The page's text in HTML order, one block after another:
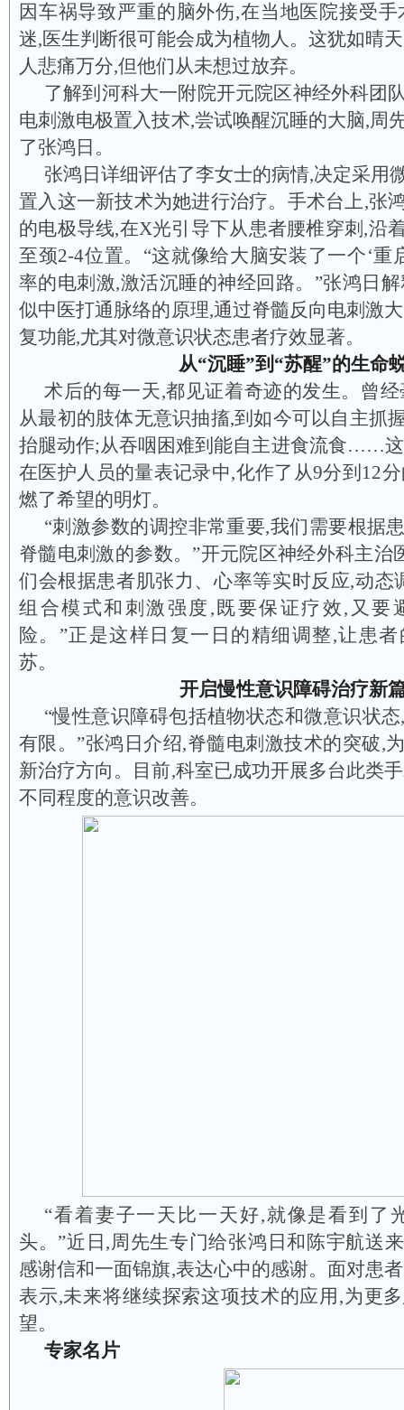
因车祸导致严重的脑外伤,在当地医院接受
迷,医生判断很可能会成为植物人。这犹如晴
人悲痛万分,但他们从未想过放弃。
了解到河科大一附院开元院区神经外科团
电刺激电极置入技术,尝试唤醒沉睡的大脑,周
了张鸿日。
张鸿日详细评估了李女士的病情,决定采用
置入这一新技术为她进行治疗。手术台上,张
的电极导线,在X光引导下从患者腰椎穿刺,沿
至颈2-4位置。“这就像给大脑安装了一个‘重
率的电刺激,激活沉睡的神经回路。”张鸿日
似中医打通脉络的原理,通过脊髓反向电刺激
复功能,尤其对微意识状态患者疗效显著。
从“沉睡”到“苏醒”的生命
术后的每一天,都见证着奇迹的发生。曾
从最初的肢体无意识抽搐,到如今可以自主抓
抬腿动作;从吞咽困难到能自主进食流食……
在医护人员的量表记录中,化作了从9分到12
燃了希望的明灯。
“刺激参数的调控非常重要,我们需要根据
脊髓电刺激的参数。”开元院区神经外科主治
们会根据患者肌张力、心率等实时反应,动态
组合模式和刺激强度,既要保证疗效,又要
险。”正是这样日复一日的精细调整,让患
苏。
开启慢性意识障碍治疗新
“慢性意识障碍包括植物状态和微意识状
有限。”张鸿日介绍,脊髓电刺激技术的突破,
新治疗方向。目前,科室已成功开展多台此类
不同程度的意识改善。
“看着妻子一天比一天好,就像是看到了
头。”近日,周先生专门给张鸿日和陈宇航送
感谢信和一面锦旗,表达心中的感谢。面对患
表示,未来将继续探索这项技术的应用,为更
望。
专家名片